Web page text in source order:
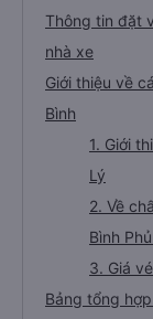
Thông tin đặt
nhà xe
Giới thiệu về
Bình
1. Giới
Lý
2. Về
Bình
3. Giá
Bảng tổng